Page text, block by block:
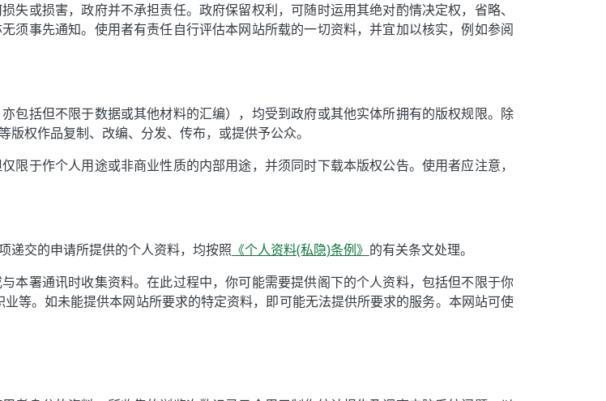
或损害，政府并不承担责任。政府保留权利，可随时运用其绝对酌情决定权，省略、
须事先通知。使用者有责任自行评估本网站所载的一切资料，并宜加以核实，例如参阅
包括但不限于数据或其他材料的汇编），均受到政府或其他实体所拥有的版权规限。除
权作品复制、改编、分发、传布，或提供予公众。
于作个人用途或非商业性质的内部用途，并须同时下载本版权公告。使用者应注意，
递交的申请所提供的个人资料，均按照 《个人资料(私隐)条例》 的有关条文处理。
本署通讯时收集资料。在此过程中，你可能需要提供阁下的个人资料，包括但不限于你
等。如未能提供本网站所要求的特定资料，即可能无法提供所要求的服务。本网站可使